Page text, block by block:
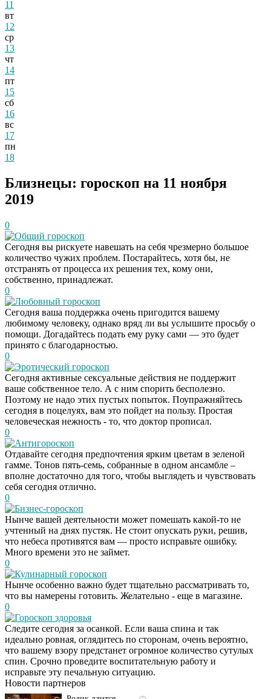
11
вт
12
ср
13
чт
14
пт
15
сб
16
вс
17
пн
18
Близнецы: гороскоп на 11 ноября
2019
0
Общий гороскоп
Сегодня вы рискуете навешать на себя чрезмерно большое
количество чужих проблем. Постарайтесь, хотя бы, не
отстранять от процесса их решения тех, кому они,
собственно, принадлежат.
0
Любовный гороскоп
Сегодня ваша поддержка очень пригодится вашему
любимому человеку, однако вряд ли вы услышите просьбу о
помощи. Догадайтесь подать ему руку сами — это будет
принято с благодарностью.
0
Эротический гороскоп
Сегодня активные сексуальные действия не поддержит
ваше собственное тело. А с ним спорить бесполезно.
Поэтому не надо этих пустых попыток. Поупражняйтесь
сегодня в поцелуях, вам это пойдет на пользу. Простая
человеческая нежность - то, что доктор прописал.
0
Антигороскоп
Отдавайте сегодня предпочтения ярким цветам в зеленой
гамме. Тонов пять-семь, собранные в одном ансамбле –
вполне достаточно для того, чтобы выглядеть и чувствовать
себя сегодня отлично.
0
Бизнес-гороскоп
Нынче вашей деятельности может помешать какой-то не
учтенный на днях пустяк. Не стоит опускать руки, решив,
что небеса противятся вам — просто исправьте ошибку.
Много времени это не займет.
0
Кулинарный гороскоп
Нынче особенно важно будет тщательно рассматривать то,
что вы намерены готовить. Желательно - еще в магазине.
0
Гороскоп здоровья
Следите сегодня за осанкой. Если ваша спина и так
идеально ровная, оглядитесь по сторонам, очень вероятно,
что вашему взору предстанет огромное количество сутулых
спин. Срочно проведите воспитательную работу и
исправьте эту печальную ситуацию.
Новости партнеров
i
Скрытая камера на
пляже Крыма: Что
люди вытворяют, когда
их не видят...
Ролик длится